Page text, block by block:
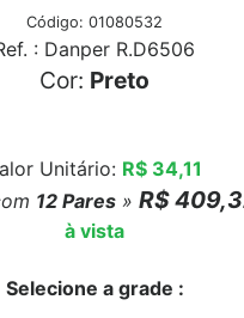
Código: 01080532
: Danper R.D6506
Cor: Preto
Unitário: R$ 34,11
12Pares» R$
à vista
Selecione a grade :